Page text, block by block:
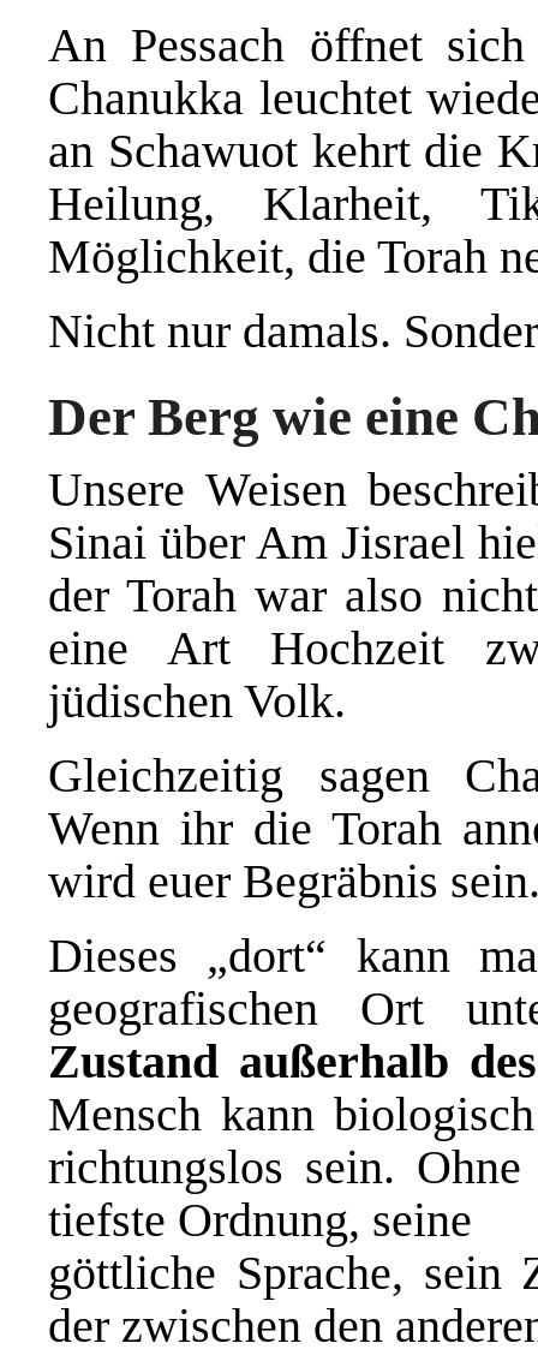
An Pessach öffnet
Chanukka leuchtet
an Schawuot kehrt die
Heilung, Klarheit,
Möglichkeit, die Torah
Nicht nur damals.
Der Berg wie eine
Unsere Weisen
Sinai über Am Jisrael
der Torah war also
eine Art Hochzeit
jüdischen Volk.
Gleichzeitig sagen
Wenn ihr die Torah
wird euer Begräbnis
Dieses „dort“ kann
geografischen Ort
Zustand außerhalb
Mensch kann
richtungslos sein.
tiefste Ordnung, seine
göttliche Sprache,
der zwischen den